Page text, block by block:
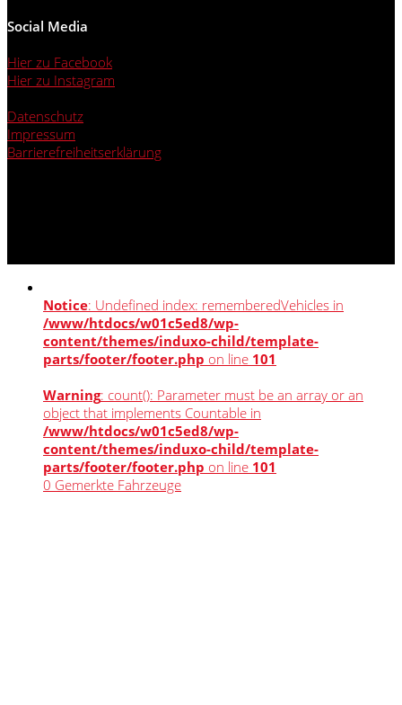
Social Media
Hier zu Facebook
Hier zu Instagram
Datenschutz
Impressum
Barrierefreiheitserklärung
Notice: Undefined index: rememberedVehicles in
/www/htdocs/w01c5ed8/wp-
content/themes/induxo-child/template-
parts/footer/footer.php on line 101
Warning: count(): Parameter must be an array or an
object that implements Countable in
/www/htdocs/w01c5ed8/wp-
content/themes/induxo-child/template-
parts/footer/footer.php on line 101
0 Gemerkte Fahrzeuge